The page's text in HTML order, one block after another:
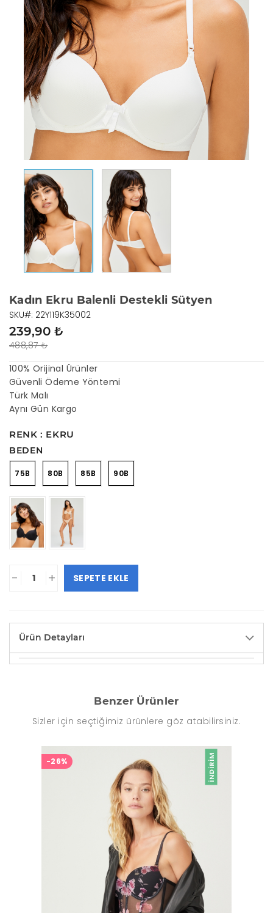
Kadın Ekru Balenli Destekli Sütyen
488,87 ₺
239,90 ₺
SKU#: 22Y119K35002
100% Orijinal Ürünler
Güvenli Ödeme Yöntemi
Türk Malı
Aynı Gün Kargo
RENK : EKRU
BEDEN
75B 80B 85B 90B
- + SEPETE EKLE
Ürün Detayları
Benzer Ürünler
Sizler için seçtiğimiz ürünlere göz atabilirsiniz.
İNDIRIM
-26%